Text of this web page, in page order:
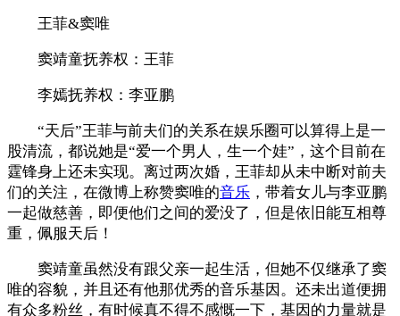
王菲&窦唯
窦靖童抚养权：王菲
李嫣抚养权：李亚鹏
“天后”王菲与前夫们的关系在娱乐圈可以算得上是一
股清流，都说她是“爱一个男人，生一个娃”，这个目前在
霆锋身上还未实现。离过两次婚，王菲却从未中断对前夫
们的关注，在微博上称赞窦唯的音乐 ，带着女儿与李亚鹏
一起做慈善，即便他们之间的爱没了，但是依旧能互相尊
重，佩服天后！
窦靖童虽然没有跟父亲一起生活，但她不仅继承了窦
唯的容貌，并且还有他那优秀的音乐基因。还未出道便拥
有众多粉丝，有时候真不得不感慨一下，基因的力量就是